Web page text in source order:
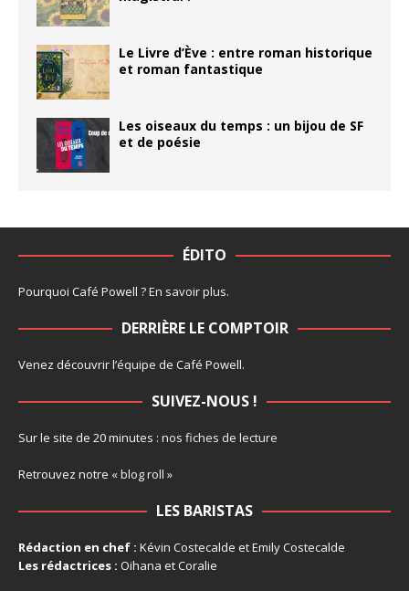
Le Livre d’Ève : entre roman historique
et roman fantastique
Les oiseaux du temps : un bijou de SF
et de poésie
ÉDITO
Pourquoi Café Powell ?En savoir plus.
DERRIÈRE LE COMPTOIR
Venez découvrir l’équipe de Café Powell.
SUIVEZ-NOUS !
Sur le site de 20 minutes : nos fiches de lecture
Retrouvez notre « blog roll »
LES BARISTAS
Rédaction en chef : Kévin Costecalde et Emily Costecalde
Les rédactrices : Oihana et Coralie